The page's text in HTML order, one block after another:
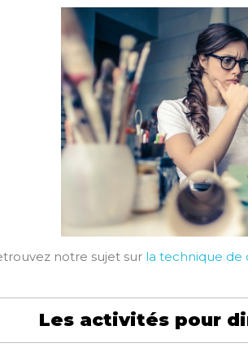
notre sujet sur la technique de
Les activités pour